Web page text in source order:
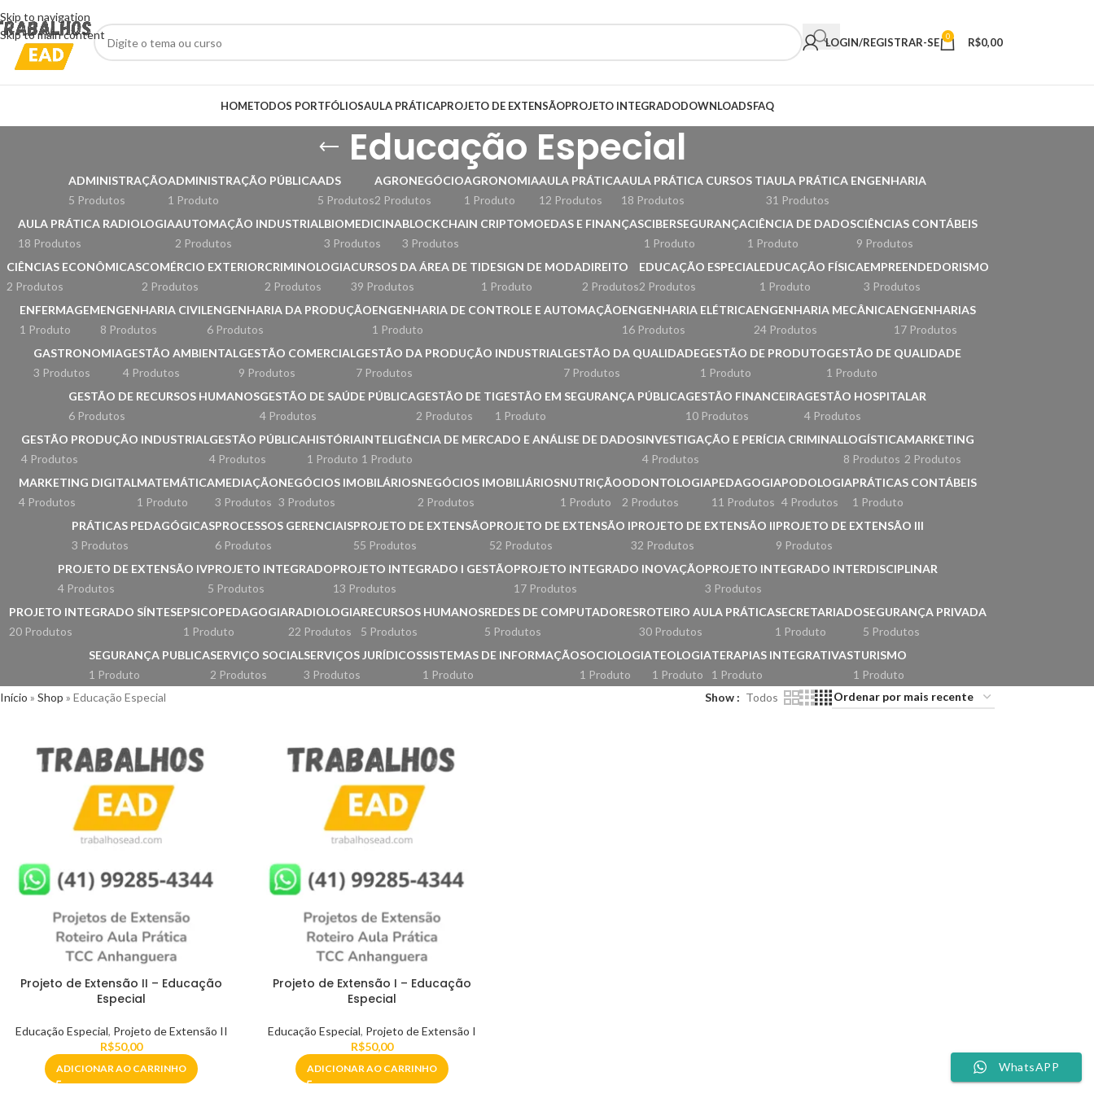
Skip to navigation
Skip to main content
LOGIN/REGISTRAR-SE 0 R$0,00
HOMETODOS PORTFÓLIOSAULA PRÁTICAPROJETO DE EXTENSÃOPROJETO INTEGRADODOWNLOADSFAQ
Educação Especial
ADMINISTRAÇÃO
5 Produtos
ADMINISTRAÇÃO PÚBLICA
1 Produto
ADS
5 Produtos
AGRONEGÓCIO
2 Produtos
AGRONOMIA
1 Produto
AULA PRÁTICA
12 Produtos
AULA PRÁTICA CURSOS TI
18 Produtos
AULA PRÁTICA ENGENHARIA
31 Produtos
AULA PRÁTICA RADIOLOGIA
18 Produtos
AUTOMAÇÃO INDUSTRIAL
2 Produtos
BIOMEDICINA
3 Produtos
BLOCKCHAIN CRIPTOMOEDAS E FINANÇAS
3 Produtos
CIBERSEGURANÇA
1 Produto
CIÊNCIA DE DADOS
1 Produto
CIÊNCIAS CONTÁBEIS
9 Produtos
CIÊNCIAS ECONÔMICAS
2 Produtos
COMÉRCIO EXTERIOR
2 Produtos
CRIMINOLOGIA
2 Produtos
CURSOS DA ÁREA DE TI
39 Produtos
DESIGN DE MODA
1 Produto
DIREITO
2 Produtos
EDUCAÇÃO ESPECIAL
2 Produtos
EDUCAÇÃO FÍSICA
1 Produto
EMPREENDEDORISMO
3 Produtos
ENFERMAGEM
1 Produto
ENGENHARIA CIVIL
8 Produtos
ENGENHARIA DA PRODUÇÃO
6 Produtos
ENGENHARIA DE CONTROLE E AUTOMAÇÃO
1 Produto
ENGENHARIA ELÉTRICA
16 Produtos
ENGENHARIA MECÂNICA
24 Produtos
ENGENHARIAS
17 Produtos
GASTRONOMIA
3 Produtos
GESTÃO AMBIENTAL
4 Produtos
GESTÃO COMERCIAL
9 Produtos
GESTÃO DA PRODUÇÃO INDUSTRIAL
7 Produtos
GESTÃO DA QUALIDADE
7 Produtos
GESTÃO DE PRODUTO
1 Produto
GESTÃO DE QUALIDADE
1 Produto
GESTÃO DE RECURSOS HUMANOS
6 Produtos
GESTÃO DE SAÚDE PÚBLICA
4 Produtos
GESTÃO DE TI
2 Produtos
GESTÃO EM SEGURANÇA PÚBLICA
1 Produto
GESTÃO FINANCEIRA
10 Produtos
GESTÃO HOSPITALAR
4 Produtos
GESTÃO PRODUÇÃO INDUSTRIAL
4 Produtos
GESTÃO PÚBLICA
4 Produtos
HISTÓRIA
1 Produto
INTELIGÊNCIA DE MERCADO E ANÁLISE DE DADOS
1 Produto
INVESTIGAÇÃO E PERÍCIA CRIMINAL
4 Produtos
LOGÍSTICA
8 Produtos
MARKETING
2 Produtos
MARKETING DIGITAL
4 Produtos
MATEMÁTICA
1 Produto
MEDIAÇÃO
3 Produtos
NEGÓCIOS IMOBILÁRIOS
3 Produtos
NEGÓCIOS IMOBILIÁRIOS
2 Produtos
NUTRIÇÃO
1 Produto
ODONTOLOGIA
2 Produtos
PEDAGOGIA
11 Produtos
PODOLOGIA
4 Produtos
PRÁTICAS CONTÁBEIS
1 Produto
PRÁTICAS PEDAGÓGICAS
3 Produtos
PROCESSOS GERENCIAIS
6 Produtos
PROJETO DE EXTENSÃO
55 Produtos
PROJETO DE EXTENSÃO I
52 Produtos
PROJETO DE EXTENSÃO II
32 Produtos
PROJETO DE EXTENSÃO III
9 Produtos
PROJETO DE EXTENSÃO IV
4 Produtos
PROJETO INTEGRADO
5 Produtos
PROJETO INTEGRADO I GESTÃO
13 Produtos
PROJETO INTEGRADO INOVAÇÃO
17 Produtos
PROJETO INTEGRADO INTERDISCIPLINAR
3 Produtos
PROJETO INTEGRADO SÍNTESE
20 Produtos
PSICOPEDAGOGIA
1 Produto
RADIOLOGIA
22 Produtos
RECURSOS HUMANOS
5 Produtos
REDES DE COMPUTADORES
5 Produtos
ROTEIRO AULA PRÁTICA
30 Produtos
SECRETARIADO
1 Produto
SEGURANÇA PRIVADA
5 Produtos
SEGURANÇA PUBLICA
1 Produto
SERVIÇO SOCIAL
2 Produtos
SERVIÇOS JURÍDICOS
3 Produtos
SISTEMAS DE INFORMAÇÃO
1 Produto
SOCIOLOGIA
1 Produto
TEOLOGIA
1 Produto
TERAPIAS INTEGRATIVAS
1 Produto
TURISMO
1 Produto
Início » Shop » Educação Especial Show Todos
Projeto de Extensão II – Educação
Especial
Educação Especial, Projeto de Extensão II
R$50,00
ADICIONAR AO CARRINHO
Projeto de Extensão I – Educação
Especial
Educação Especial, Projeto de Extensão I
R$50,00
ADICIONAR AO CARRINHO WhatsAPP